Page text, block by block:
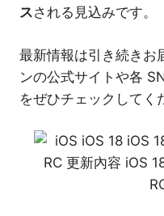
スされる見込みです。
最新情報は引き続きお
ンの公式サイトや各
をぜひチェックしてく